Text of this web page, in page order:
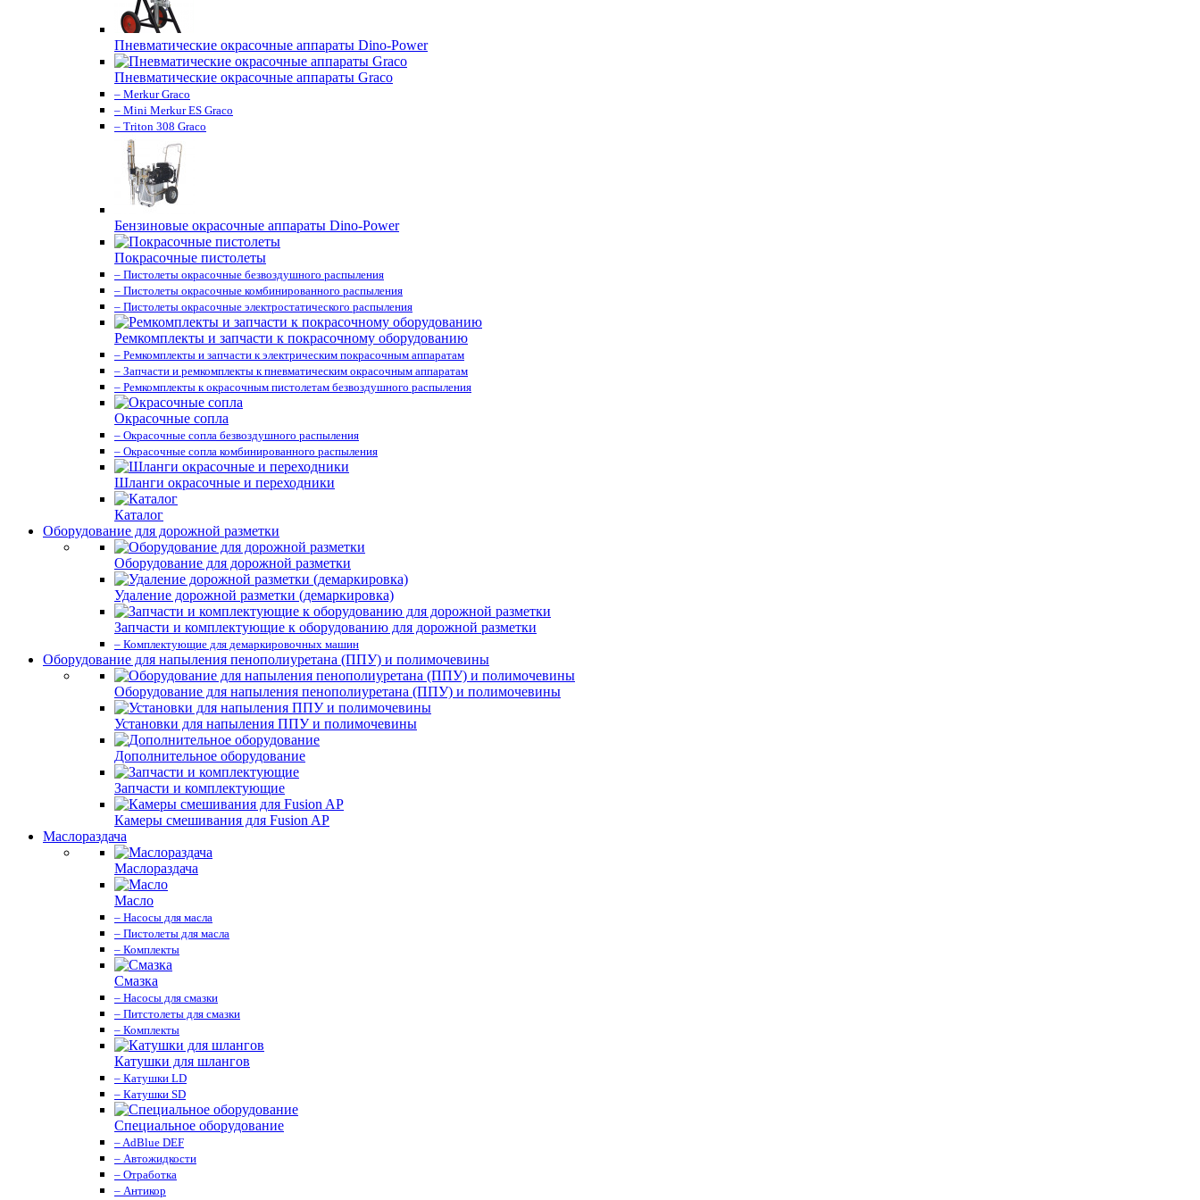
Пневматические окрасочные аппараты Dino-Power
Пневматические окрасочные аппараты Graco
– Merkur Graco
– Mini Merkur ES Graco
– Triton 308 Graco
Бензиновые окрасочные аппараты Dino-Power
Покрасочные пистолеты
– Пистолеты окрасочные безвоздушного распыления
– Пистолеты окрасочные комбинированного распыления
– Пистолеты окрасочные электростатического распыления
Ремкомплекты и запчасти к покрасочному оборудованию
– Ремкомплекты и запчасти к электрическим покрасочным аппаратам
– Запчасти и ремкомплекты к пневматическим окрасочным аппаратам
– Ремкомплекты к окрасочным пистолетам безвоздушного распыления
Окрасочные сопла
– Окрасочные сопла безвоздушного распыления
– Окрасочные сопла комбинированного распыления
Шланги окрасочные и переходники
Каталог
Оборудование для дорожной разметки
Оборудование для дорожной разметки
Удаление дорожной разметки (демаркировка)
Запчасти и комплектующие к оборудованию для дорожной разметки
– Комплектующие для демаркировочных машин
Оборудование для напыления пенополиуретана (ППУ) и полимочевины
Оборудование для напыления пенополиуретана (ППУ) и полимочевины
Установки для напыления ППУ и полимочевины
Дополнительное оборудование
Запчасти и комплектующие
Камеры смешивания для Fusion AP
Маслораздача
Маслораздача
Масло
– Насосы для масла
– Пистолеты для масла
– Комплекты
Смазка
– Насосы для смазки
– Питстолеты для смазки
– Комплекты
Катушки для шлангов
– Катушки LD
– Катушки SD
Специальное оборудование
– AdBlue DEF
– Автожидкости
– Отработка
– Антикор